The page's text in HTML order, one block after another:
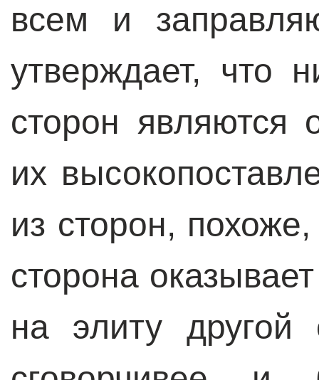
всем и
утверждает, что
сторон являются
их
из сторон,
сторона
на элиту другой